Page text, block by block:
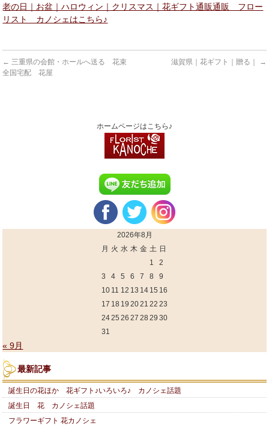
老の日｜お盆｜ハロウィン｜クリスマス｜花ギフト通販通販 フロー
リスト カノシェはこちら♪
← 三重県の会館・ホールへ送る 花束
全国宅配 花屋
滋賀県｜花ギフト｜贈る｜ →
ホームページはこちら♪
2026年8月
月 火 水 木 金 土 日
1
2
3
4 5 6 7 8
9
10 11 12 13 14 15 16
17 18 19 2021 22 23
2425 26 27 28 29 30
31
« 9月
最新記事
誕生日の花ほか 花ギフト♪いろいろ♪ カノシェ話題
誕生日 花 カノシェ話題
フラワーギフト 花カノシェ